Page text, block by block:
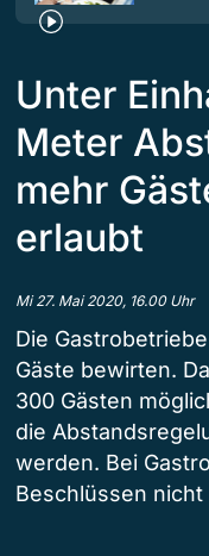
Unter
Meter
mehr
erlaubt
Mi 27. Mai 2020, 16.00 Uhr
Die
Gäste bewirten.
300 Gästen
die
werden. Bei
Beschlüssen